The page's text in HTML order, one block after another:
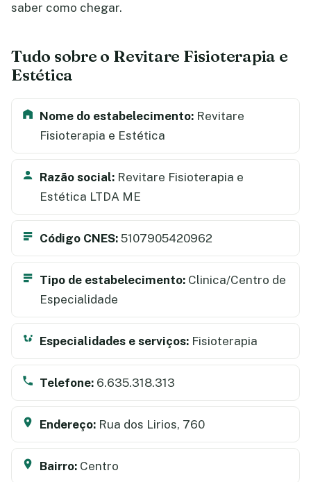
saber como chegar.
Tudo sobre o Revitare Fisioterapia e
Estética
Nome do estabelecimento: Revitare
Fisioterapia e Estética
Razão social: Revitare Fisioterapia e
Estética LTDA ME
Código CNES: 5107905420962
Tipo de estabelecimento: Clinica/Centro de
Especialidade
Especialidades e serviços: Fisioterapia
Telefone: 6.635.318.313
Endereço: Rua dos Lirios, 760
Bairro: Centro